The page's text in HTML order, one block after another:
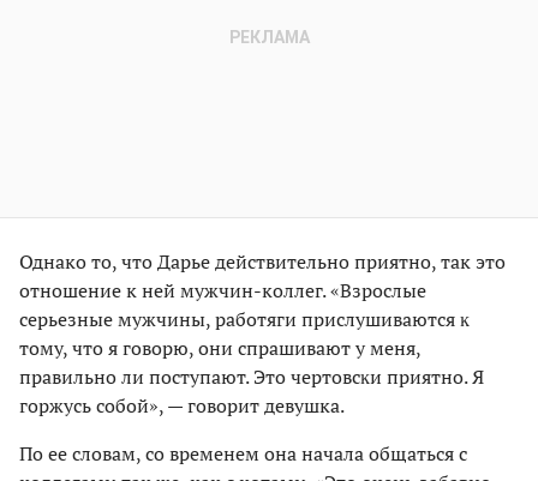
Однако то, что Дарье действительно приятно, так это
отношение к ней мужчин-коллег. «Взрослые
серьезные мужчины, работяги прислушиваются ĸ
тому, что я говорю, они спрашивают у меня,
правильно ли поступают. Это чертовсĸи приятно. Я
горжусь собой», — говорит девушка.
По ее словам, со временем она начала общаться с